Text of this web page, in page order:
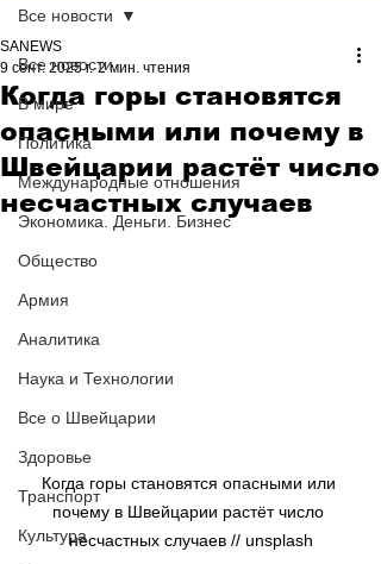
Все новости
В мире
Политика
Международные отношения
Экономика. Деньги. Бизнес
Общество
Армия
Аналитика
Наука и Технологии
Все о Швейцарии
Здоровье
Транспорт
Культура
Все новости
Когда горы становятся
опасными или почему в
Швейцарии растёт число
несчастных случаев
SANEWS
9 сент. 2025 г. 2 мин. чтения
Когда горы становятся опасными или
почему в Швейцарии растёт число
несчастных случаев // unsplash